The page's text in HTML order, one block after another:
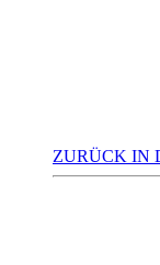
ZURÜCK IN